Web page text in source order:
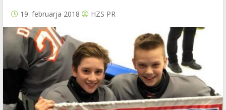
19. februarja 2018 HZS PR